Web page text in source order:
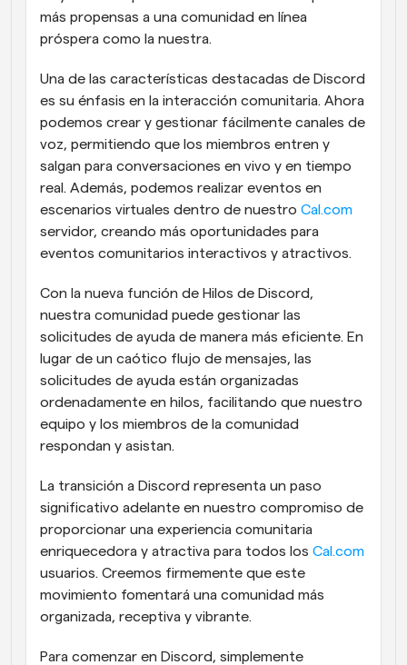
más propensas a una comunidad en línea
próspera como la nuestra.
Una de las características destacadas de Discord
es su énfasis en la interacción comunitaria. Ahora
podemos crear y gestionar fácilmente canales de
voz, permitiendo que los miembros entren y
salgan para conversaciones en vivo y en tiempo
real. Además, podemos realizar eventos en
escenarios virtuales dentro de nuestro Cal.com
servidor, creando más oportunidades para
eventos comunitarios interactivos y atractivos.
Con la nueva función de Hilos de Discord,
nuestra comunidad puede gestionar las
solicitudes de ayuda de manera más eficiente. En
lugar de un caótico flujo de mensajes, las
solicitudes de ayuda están organizadas
ordenadamente en hilos, facilitando que nuestro
equipo y los miembros de la comunidad
respondan y asistan.
La transición a Discord representa un paso
significativo adelante en nuestro compromiso de
proporcionar una experiencia comunitaria
enriquecedora y atractiva para todos los Cal.com
usuarios. Creemos firmemente que este
movimiento fomentará una comunidad más
organizada, receptiva y vibrante.
Para comenzar en Discord, simplemente